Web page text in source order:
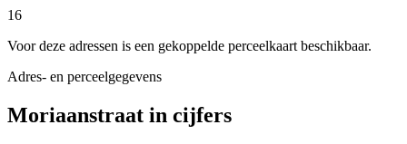
16
Voor deze adressen is een gekoppelde perceelkaart beschikbaar.
Adres- en perceelgegevens
Moriaanstraat in cijfers